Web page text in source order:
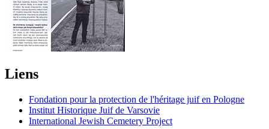
Liens
Fondation pour la protection de l'héritage juif en Pologne
Institut Historique Juif de Varsovie
International Jewish Cemetery Project